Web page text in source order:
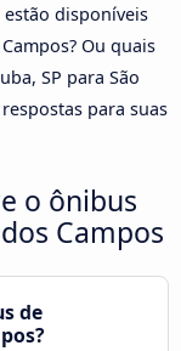
estão disponíveis
Ou quais
SP para São
para suas
o ônibus
Campos
de